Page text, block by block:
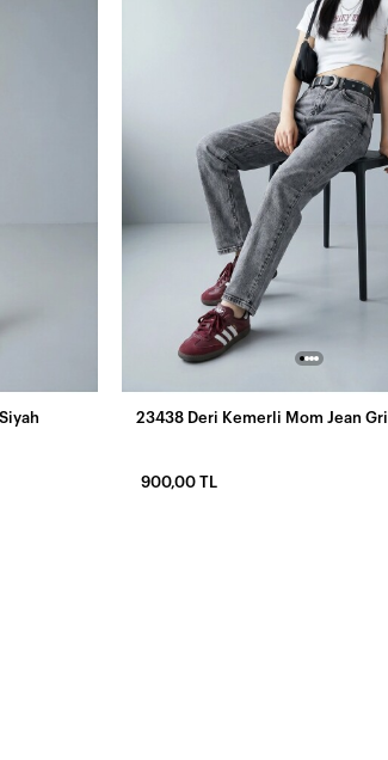
23438 Deri Kemerli Mom Jean Gri
900,00 TL